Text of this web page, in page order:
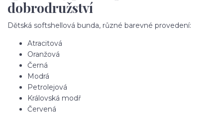
dobrodružství
Dětská softshellová bunda, různé barevné provedení:
Atracitová
Oranžová
Černá
Modrá
Petrolejová
Královská modř
Červená